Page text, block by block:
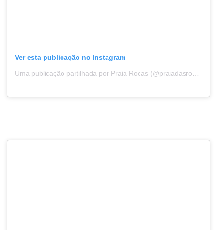
Ver esta publicação no Instagram